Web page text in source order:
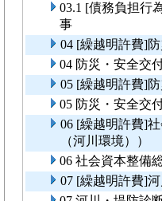
03.1 [債務負担行
事
04 [繰越明許費]
04 防災・安全交
05 [繰越明許費]
05 防災・安全交
06 [繰越明許費]
（河川環境））
06 社会資本整備
07 [繰越明許費]